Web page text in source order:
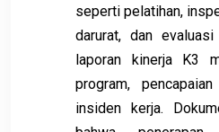
seperti pelatihan,
darurat, dan
laporan kinerja K3
program,
insiden kerja.